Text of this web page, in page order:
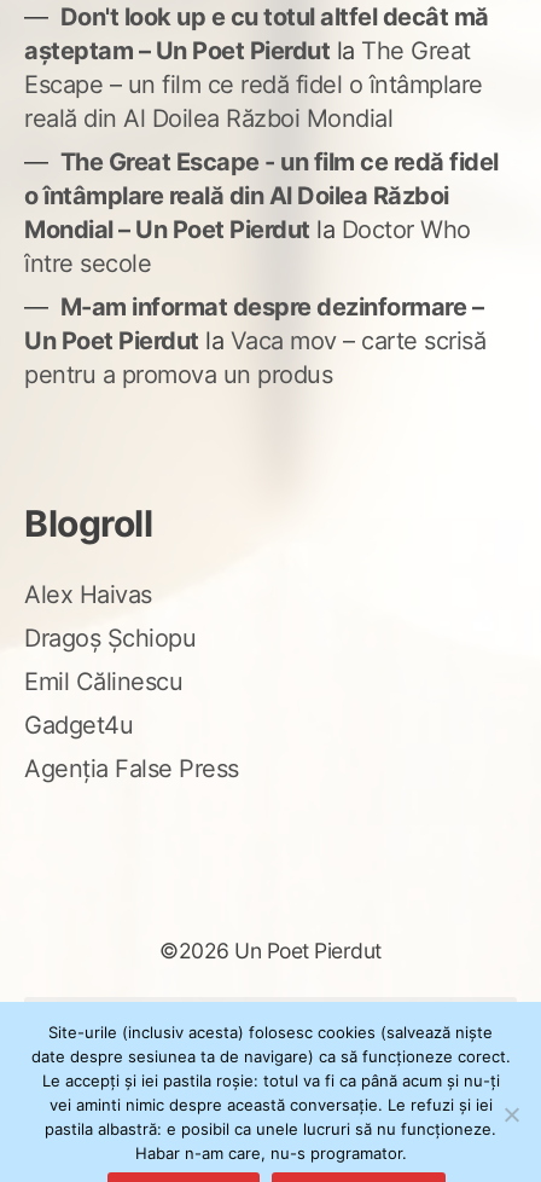
Don't look up e cu totul altfel decât mă
așteptam – Un Poet Pierdut la The Great
Escape – un film ce redă fidel o întâmplare
reală din Al Doilea Război Mondial
The Great Escape - un film ce redă fidel
o întâmplare reală din Al Doilea Război
Mondial – Un Poet Pierdut la Doctor Who
între secole
M-am informat despre dezinformare –
Un Poet Pierdut la Vaca mov – carte scrisă
pentru a promova un produs
Blogroll
Alex Haivas
Dragoș Șchiopu
Emil Călinescu
Gadget4u
Agenția False Press
©2026 Un Poet Pierdut
după:
Powered byWordPress
ThemeXSimply by Il Jester
Site-urile (inclusiv acesta) folosesc cookies (salvează niște
date despre sesiunea ta de navigare) ca să funcționeze corect.
Le accepți și iei pastila roșie: totul va fi ca până acum și nu-ți
vei aminti nimic despre această conversație. Le refuzi și iei
pastila albastră: e posibil ca unele lucruri să nu funcționeze.
Habar n-am care, nu-s programator.